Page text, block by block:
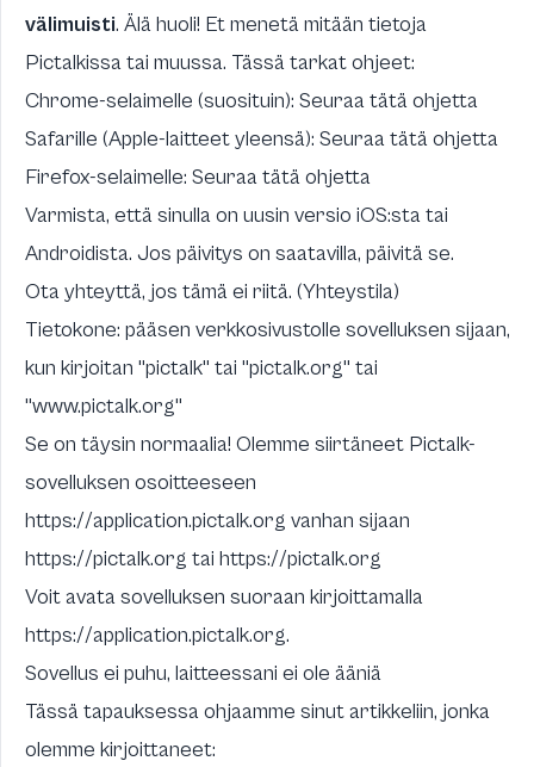
välimuisti. Älä huoli! Et menetä mitään tietoja
Pictalkissa tai muussa. Tässä tarkat ohjeet:
Chrome-selaimelle (suosituin): Seuraa tätä ohjetta
Safarille (Apple-laitteet yleensä): Seuraa tätä ohjetta
Firefox-selaimelle: Seuraa tätä ohjetta
Varmista, että sinulla on uusin versio iOS:sta tai
Androidista. Jos päivitys on saatavilla, päivitä se.
Ota yhteyttä, jos tämä ei riitä. (Yhteystila)
Tietokone: pääsen verkkosivustolle sovelluksen sijaan,
kun kirjoitan "pictalk" tai "pictalk.org" tai
"www.pictalk.org"
Se on täysin normaalia! Olemme siirtäneet Pictalk-
sovelluksen osoitteeseen
https://application.pictalk.org vanhan sijaan
https://pictalk.org tai https://pictalk.org
Voit avata sovelluksen suoraan kirjoittamalla
https://application.pictalk.org.
Sovellus ei puhu, laitteessani ei ole ääniä
Tässä tapauksessa ohjaamme sinut artikkeliin, jonka
olemme kirjoittaneet: